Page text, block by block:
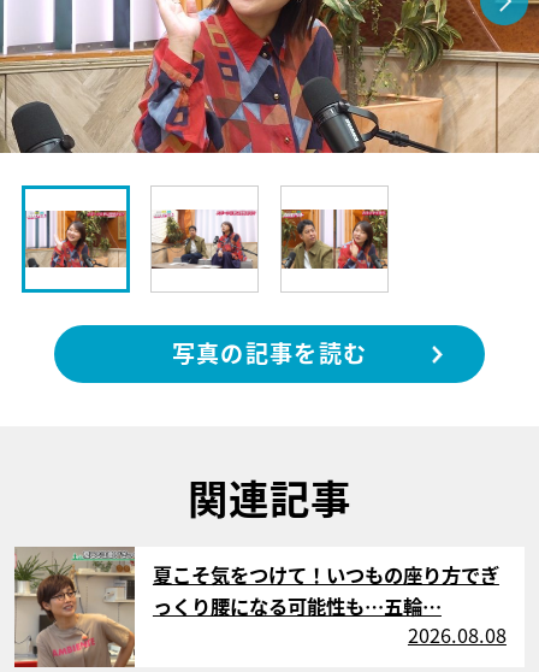
写真の記事を読む
関連記事
サムネイル
夏こそ気をつけて！いつもの座り方でぎ
っくり腰になる可能性も…五輪…
2026.08.08